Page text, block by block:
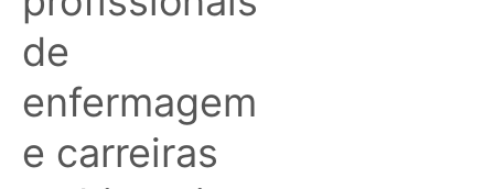
de
enfermagem
e carreiras